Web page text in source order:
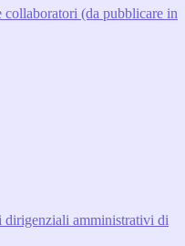
collaboratori (da pubblicare in
amministrativi di